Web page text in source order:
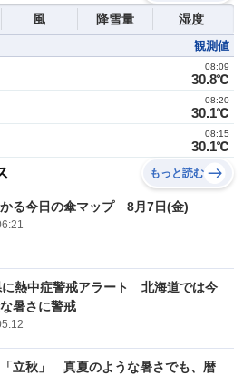
風 降雪量 湿度
観測値
30.8℃
08:09
30.1℃
08:20
30.1℃
08:15
もっと読む
る今日の傘マップ 8月7日(金)
に熱中症警戒アラート 北海道では今
暑さに警戒
立秋」 真夏のような暑さでも、暦